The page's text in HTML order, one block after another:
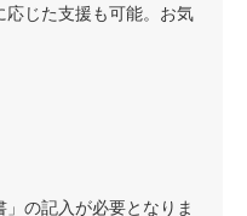
じた支援も可能。お気
の記入が必要となりま